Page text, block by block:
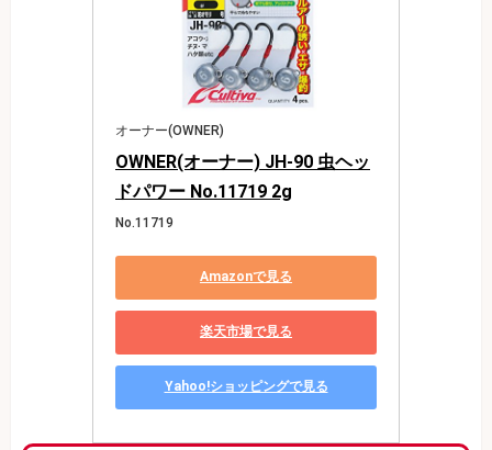
オーナー(OWNER)
OWNER(オーナー) JH-90 虫ヘッ
ドパワー No.11719 2g
No.11719
Amazonで見る
楽天市場で見る
Yahoo!ショッピングで見る